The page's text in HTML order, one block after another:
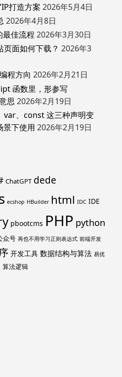
打造方案 2026年5月4日
2026年4月8日
最佳流程 2026年3月30日
面如何下载？ 2026年3
程方向 2026年2月21日
函数里，形参写
思 2026年2月19日
var、const 这三种声明变
景下使用 2026年2月19日
ChatGPT dede
ecshop HBuilder html IDC IDE
pbootcms PHP python
众号 再也不用学习正则表达式 前端开发
开发工具 数据结构与算法 易优
算法逻辑